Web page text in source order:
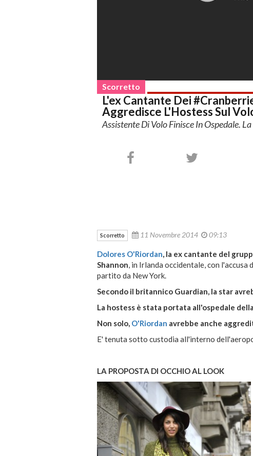
Scorretto
L'ex Cantante Dei
Aggredisce L'Hostess Sul
Assistente Di Volo Finisce In Ospedale.
Scorretto 11 Novembre 2014 09:13
Dolores O'Riordan, la ex cantante del
Shannon, in Irlanda occidentale, con
partito da New York.
Secondo il britannico Guardian, la star
La hostess è stata portata all'ospedale
Non solo, O'Riordan avrebbe anche
E' tenuta sotto custodia all'interno
LA PROPOSTA DI OCCHIO AL LOOK